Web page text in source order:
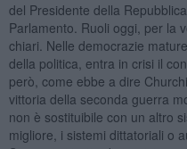
del Presidente della
Parlamento. Ruoli oggi, per la
chiari. Nelle democrazie
della politica, entra in crisi il
però, come ebbe a dire
vittoria della seconda guerra
non è sostituibile con un altro
migliore, i sistemi dittatoriali o